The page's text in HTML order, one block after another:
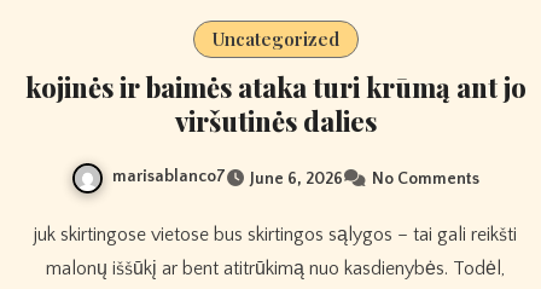
Uncategorized
kojinės ir baimės ataka turi krūmą ant jo
viršutinės dalies
marisablanco7 June 6, 2026 No Comments
juk skirtingose ​​vietose bus skirtingos sąlygos – tai gali reikšti
malonų iššūkį ar bent atitrūkimą nuo kasdienybės. Todėl,